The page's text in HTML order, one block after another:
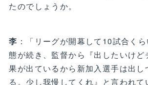
たのでしょうか。
李 ：「リーグが開幕して10試合く
態が続き、監督から『出したいけど
果が出ているから新加入選手は出し
る。少し我慢してくれ』と言われて